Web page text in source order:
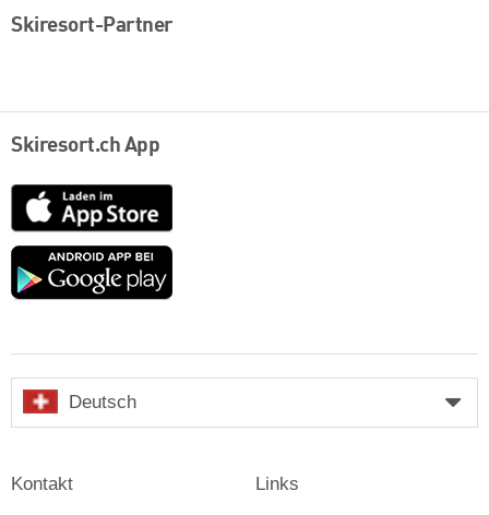
Skiresort-Partner
Skiresort.ch App
App
Store
Google
Deutsch
Kontakt Links